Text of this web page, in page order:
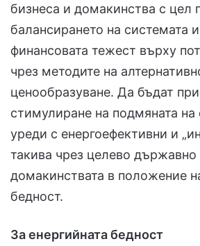
бизнеса и домакинства с цел
балансирането на системата
финансовата тежест върху
чрез методите на
ценообразуване. Да бъдат
стимулиране на подмяната на
уреди с енергоефективни и
такива чрез целево държавно
домакинствата в положение
бедност.
За енергийната бедност